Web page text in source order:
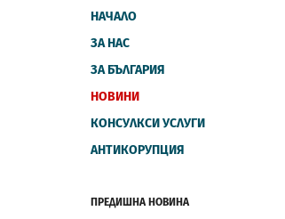
НАЧАЛО
ЗА НАС
ЗА БЪЛГАРИЯ
НОВИНИ
КОНСУЛКСИ УСЛУГИ
АНТИКОРУПЦИЯ
ПРЕДИШНА НОВИНА